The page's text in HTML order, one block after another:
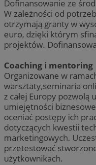
Dofinansowanie ze
W zależności od
otrzymają granty w
euro, dzięki którym
projektów.
Coaching i mentoring
Organizowane w
warsztaty,seminaria
z całej Europy
umiejętności
oceniać postępy ich
dotyczących kwestii
marketingowych.
przetestować
użytkownikach.